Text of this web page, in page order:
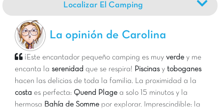
Localizar El Camping
La opinión de Carolina
¡Este encantador pequeño camping es muy verde y me
encanta la serenidad que se respira! Piscinasy toboganes
hacen las delicias de toda la familia. La proximidad a la
costa es perfecta: Quend Plage a solo 15 minutos y la
hermosa Bahía de Somme por explorar. Imprescindible: la